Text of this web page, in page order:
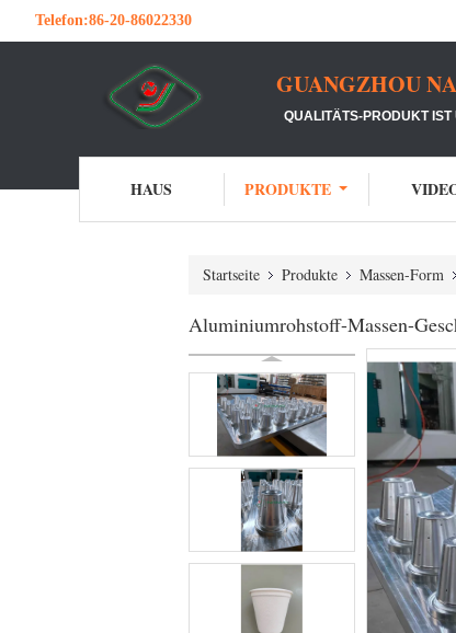
Telefon:86-20-86022330
GUANGZHOU
QUALITÄTS-PRODUKT
HAUS PRODUKTE
Startseite Produkte Massen-Form
Aluminiumrohstoff-Massen-